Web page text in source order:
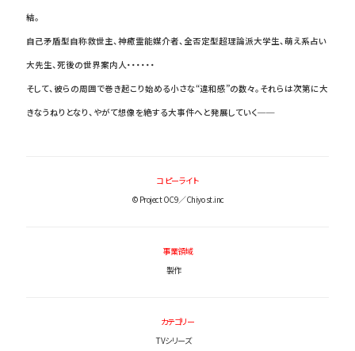
結。
自己矛盾型自称救世主、神癒霊能媒介者、全否定型超理論派大学生、萌え系占い
大先生、死後の世界案内人・・・・・・
そして、彼らの周囲で巻き起こり始める小さな“違和感”の数々。それらは次第に大
きなうねりとなり、やがて想像を絶する大事件へと発展していく──
コピーライト
© Project OC9／Chiyo st.inc
事業領域
製作
カテゴリー
TVシリーズ